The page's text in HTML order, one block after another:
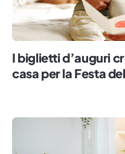
I biglietti d’auguri
casa per la Festa